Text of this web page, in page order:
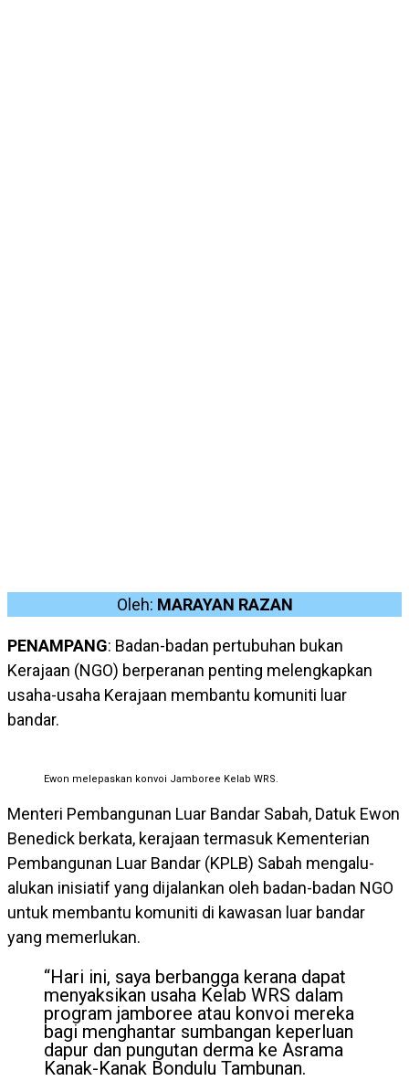
Oleh: MARAYAN RAZAN
PENAMPANG: Badan-badan pertubuhan bukan
Kerajaan (NGO) berperanan penting melengkapkan
usaha-usaha Kerajaan membantu komuniti luar
bandar.
Ewon melepaskan konvoi Jamboree Kelab WRS.
Menteri Pembangunan Luar Bandar Sabah, Datuk Ewon
Benedick berkata, kerajaan termasuk Kementerian
Pembangunan Luar Bandar (KPLB) Sabah mengalu-
alukan inisiatif yang dijalankan oleh badan-badan NGO
untuk membantu komuniti di kawasan luar bandar
yang memerlukan.
“Hari ini, saya berbangga kerana dapat
menyaksikan usaha Kelab WRS dalam
program jamboree atau konvoi mereka
bagi menghantar sumbangan keperluan
dapur dan pungutan derma ke Asrama
Kanak-Kanak Bondulu Tambunan.